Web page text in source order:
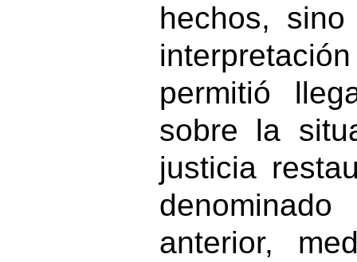
hechos,
permitió
sobre la
justicia
anterior,